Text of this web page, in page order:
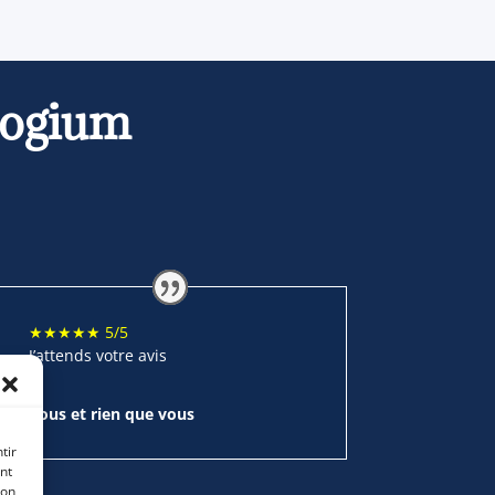
★★★★★ 5/5
J’attends votre avis
Vous et rien que vous